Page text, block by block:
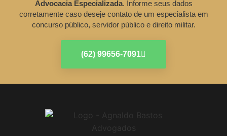
Advocacia Especializada. Informe seus dados
corretamente caso deseje contato de um especialista em
concurso público, servidor público e direito militar.
(62) 99656-7091